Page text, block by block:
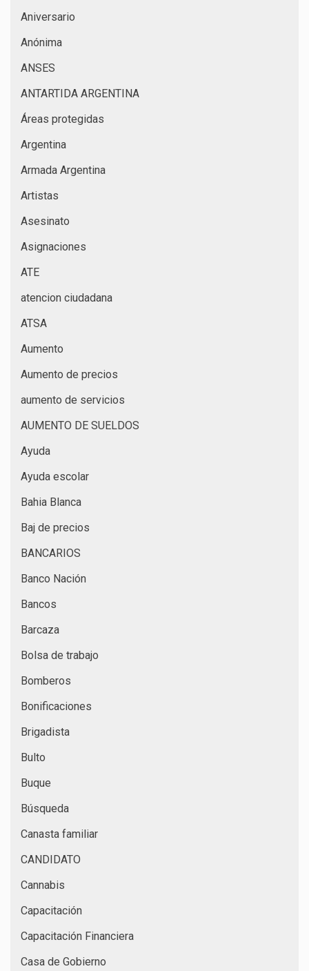
Aniversario
Anónima
ANSES
ANTARTIDA ARGENTINA
Áreas protegidas
Argentina
Armada Argentina
Artistas
Asesinato
Asignaciones
ATE
atencion ciudadana
ATSA
Aumento
Aumento de precios
aumento de servicios
AUMENTO DE SUELDOS
Ayuda
Ayuda escolar
Bahia Blanca
Baj de precios
BANCARIOS
Banco Nación
Bancos
Barcaza
Bolsa de trabajo
Bomberos
Bonificaciones
Brigadista
Bulto
Buque
Búsqueda
Canasta familiar
CANDIDATO
Cannabis
Capacitación
Capacitación Financiera
Casa de Gobierno